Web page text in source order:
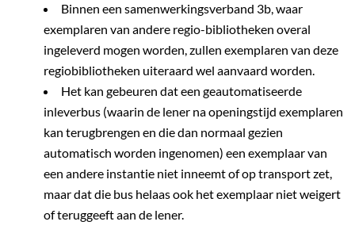
Binnen een samenwerkingsverband 3b, waar
exemplaren van andere regio-bibliotheken overal
ingeleverd mogen worden, zullen exemplaren van deze
regiobibliotheken uiteraard wel aanvaard worden.
Het kan gebeuren dat een geautomatiseerde
inleverbus (waarin de lener na openingstijd exemplaren
kan terugbrengen en die dan normaal gezien
automatisch worden ingenomen) een exemplaar van
een andere instantie niet inneemt of op transport zet,
maar dat die bus helaas ook het exemplaar niet weigert
of teruggeeft aan de lener.